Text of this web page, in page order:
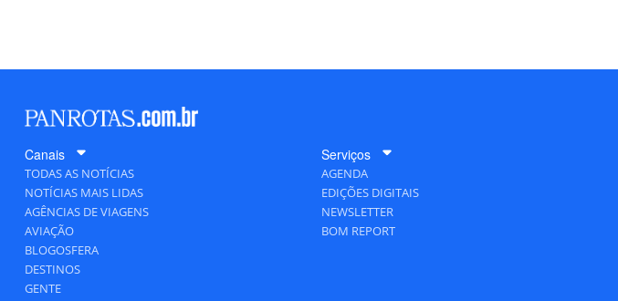
Canais
TODAS AS NOTÍCIAS
NOTÍCIAS MAIS LIDAS
AGÊNCIAS DE VIAGENS
AVIAÇÃO
BLOGOSFERA
DESTINOS
GENTE
Serviços
AGENDA
EDIÇÕES DIGITAIS
NEWSLETTER
BOM REPORT